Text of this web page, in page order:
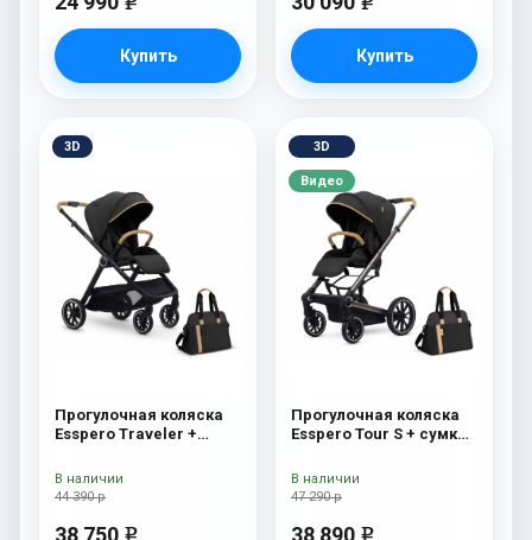
Купить Купить
3D
Прогулочная коляска
Esspero Traveler +
44 390 р
38 750 e
В наличии
3D
Видео
Прогулочная коляска
Esspero Tour S + сумка
47 290 р
38 890 e
В наличии